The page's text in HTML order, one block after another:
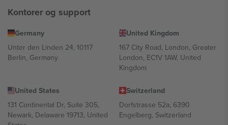
Kontorer og support
Germany
Unter den Linden 24, 10117
Berlin, Germany
United Kingdom
167 City Road, London, Greater
London, EC1V 1AW, United
Kingdom
United States
131 Continental Dr, Suite 305,
Newark, Delaware 19713, United
Switzerland
Dorfstrasse 52a, 6390
Engelberg, Switzerland